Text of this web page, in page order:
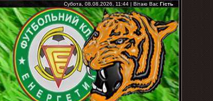
Субота, 08.08.2026, 11:44 | Вітаю Вас Гість